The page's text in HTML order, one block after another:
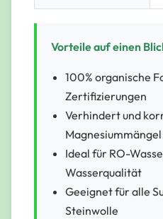
Vorteile auf einen
100% organische
Zertifizierungen
Verhindert und
Magnesiummängel
Ideal für RO-
Wasserqualität
Geeignet für alle
Steinwolle